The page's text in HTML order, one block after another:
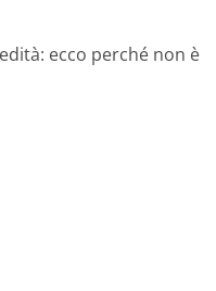
ecco perché non è